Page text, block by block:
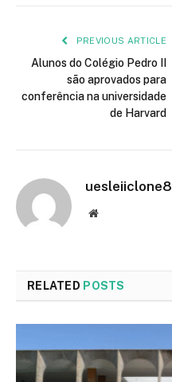
PREVIOUS ARTICLE
Alunos do Colégio Pedro II
são aprovados para
conferência na universidade
de Harvard
uesleiiclone8
Website
RELATED POSTS